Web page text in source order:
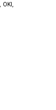
OKI,